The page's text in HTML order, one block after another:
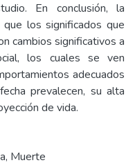
En conclusión, la
los significados que
cambios significativos a
los cuales se ven
adecuados
prevalecen, su alta
de vida.
, Muerte